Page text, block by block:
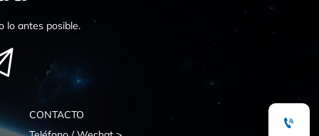
lo antes posible.
CONTACTO
